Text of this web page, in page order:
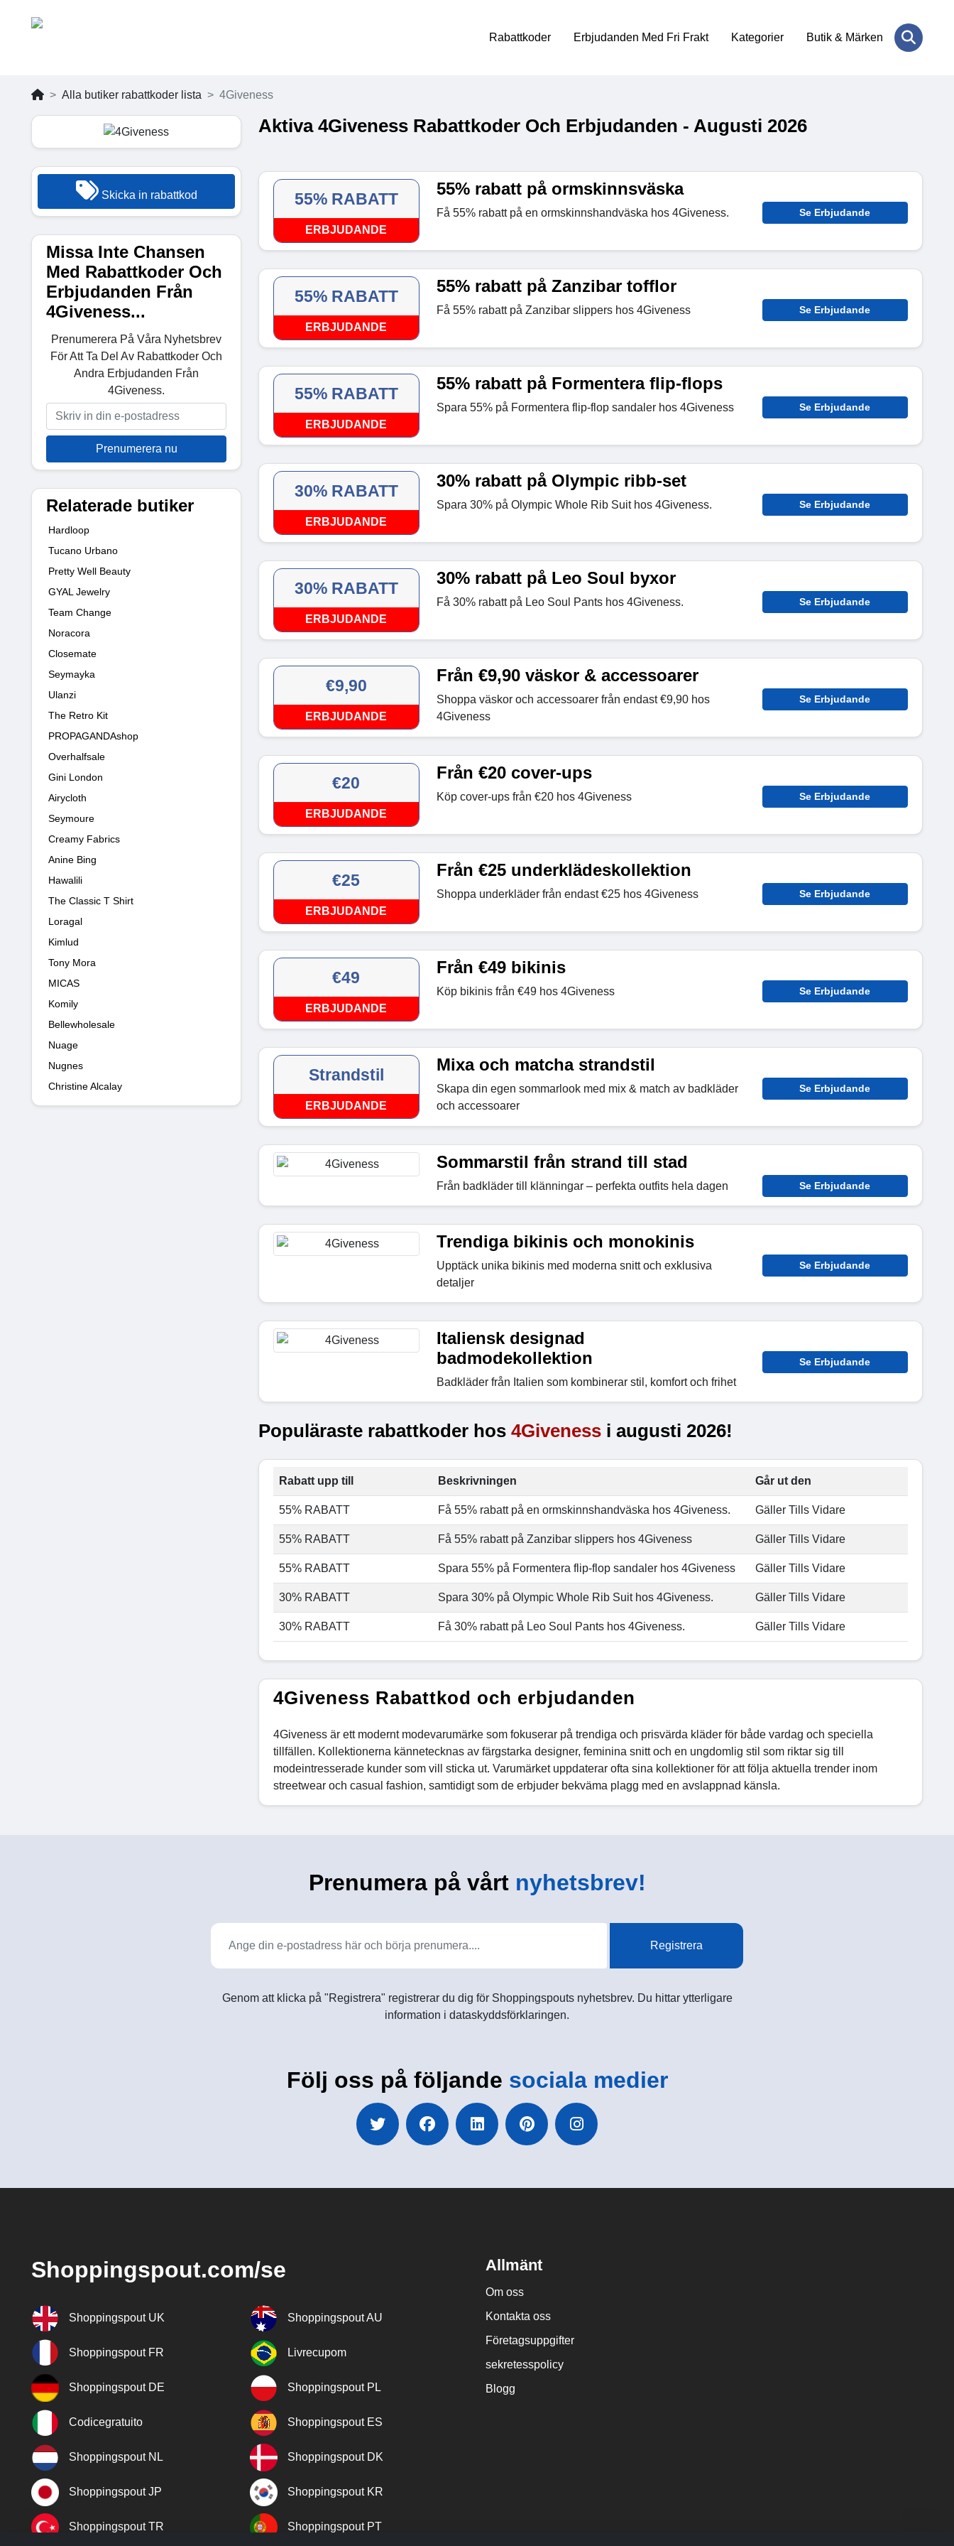
Rabattkoder Erbjudanden Med Fri Frakt Kategorier Butik & Märken
Alla butiker rabattkoder lista 4Giveness
Skicka in rabattkod
Missa Inte Chansen
Med Rabattkoder Och
Erbjudanden Från
4Giveness...
Prenumerera På Våra Nyhetsbrev
För Att Ta Del Av Rabattkoder Och
Andra Erbjudanden Från
4Giveness.
Prenumerera nu
Relaterade butiker
Hardloop
Tucano Urbano
Pretty Well Beauty
GYAL Jewelry
Team Change
Noracora
Closemate
Seymayka
Ulanzi
The Retro Kit
PROPAGANDAshop
Overhalfsale
Gini London
Airycloth
Seymoure
Creamy Fabrics
Anine Bing
Hawalili
The Classic T Shirt
Loragal
Kimlud
Tony Mora
MICAS
Komily
Bellewholesale
Nuage
Nugnes
Christine Alcalay
Aktiva 4Giveness Rabattkoder Och Erbjudanden - Augusti 2026
55% RABATT
ERBJUDANDE
55% rabatt på ormskinnsväska
Få 55% rabatt på en ormskinnshandväska hos 4Giveness. Se Erbjudande
55% RABATT
ERBJUDANDE
55% rabatt på Zanzibar tofflor
Få 55% rabatt på Zanzibar slippers hos 4Giveness Se Erbjudande
55% RABATT
ERBJUDANDE
55% rabatt på Formentera flip-flops
Spara 55% på Formentera flip-flop sandaler hos 4Giveness Se Erbjudande
30% RABATT
ERBJUDANDE
30% rabatt på Olympic ribb-set
Spara 30% på Olympic Whole Rib Suit hos 4Giveness. Se Erbjudande
30% RABATT
ERBJUDANDE
30% rabatt på Leo Soul byxor
Få 30% rabatt på Leo Soul Pants hos 4Giveness. Se Erbjudande
€9,90
ERBJUDANDE
Från €9,90 väskor & accessoarer
Shoppa väskor och accessoarer från endast €9,90 hos
4Giveness
Se Erbjudande
€20
ERBJUDANDE
Från €20 cover-ups
Köp cover-ups från €20 hos 4Giveness Se Erbjudande
€25
ERBJUDANDE
Från €25 underklädeskollektion
Shoppa underkläder från endast €25 hos 4Giveness Se Erbjudande
€49
ERBJUDANDE
Från €49 bikinis
Köp bikinis från €49 hos 4Giveness Se Erbjudande
Strandstil
ERBJUDANDE
Mixa och matcha strandstil
Skapa din egen sommarlook med mix & match av badkläder
och accessoarer
Se Erbjudande
Sommarstil från strand till stad
Från badkläder till klänningar – perfekta outfits hela dagen Se Erbjudande
Trendiga bikinis och monokinis
Upptäck unika bikinis med moderna snitt och exklusiva
detaljer
Se Erbjudande
Italiensk designad
badmodekollektion
Badkläder från Italien som kombinerar stil, komfort och frihet
Se Erbjudande
Populäraste rabattkoder hos 4Giveness i augusti 2026!
Rabatt upp till Beskrivningen Går ut den
55% RABATT Få 55% rabatt på en ormskinnshandväska hos 4Giveness. Gäller Tills Vidare
55% RABATT Få 55% rabatt på Zanzibar slippers hos 4Giveness Gäller Tills Vidare
55% RABATT Spara 55% på Formentera flip-flop sandaler hos 4Giveness Gäller Tills Vidare
30% RABATT Spara 30% på Olympic Whole Rib Suit hos 4Giveness. Gäller Tills Vidare
30% RABATT Få 30% rabatt på Leo Soul Pants hos 4Giveness. Gäller Tills Vidare
4Giveness Rabattkod och erbjudanden
4Giveness är ett modernt modevarumärke som fokuserar på trendiga och prisvärda kläder för både vardag och speciella
tillfällen. Kollektionerna kännetecknas av färgstarka designer, feminina snitt och en ungdomlig stil som riktar sig till
modeintresserade kunder som vill sticka ut. Varumärket uppdaterar ofta sina kollektioner för att följa aktuella trender inom
streetwear och casual fashion, samtidigt som de erbjuder bekväma plagg med en avslappnad känsla.
Prenumera på vårtnyhetsbrev!
Registrera
Genom att klicka på "Registrera" registrerar du dig för Shoppingspouts nyhetsbrev. Du hittar ytterligare
information i dataskyddsförklaringen.
Följ oss på följande sociala medier
Shoppingspout.com/se
Shoppingspout UK Shoppingspout AU
Shoppingspout FR Livrecupom
Shoppingspout DE Shoppingspout PL
Codicegratuito Shoppingspout ES
Shoppingspout NL Shoppingspout DK
Shoppingspout JP Shoppingspout KR
Shoppingspout TR Shoppingspout PT
Allmänt
Om oss
Kontakta oss
Företagsuppgifter
sekretesspolicy
Blogg